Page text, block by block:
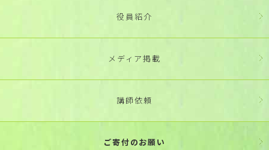
役員紹介
メディア掲載
講師依頼
ご寄付のお願い